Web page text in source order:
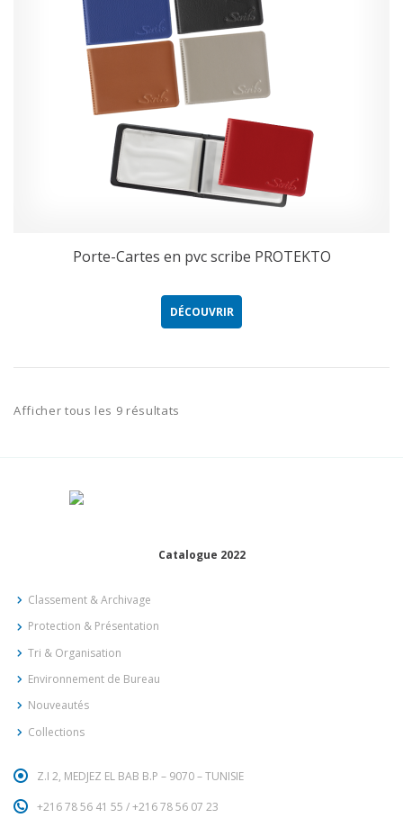
Porte-Cartes en pvc scribe PROTEKTO
DÉCOUVRIR
Afficher tous les 9 résultats
Catalogue 2022
Classement & Archivage
Protection & Présentation
Tri & Organisation
Environnement de Bureau
Nouveautés
Collections
Z.I 2, MEDJEZ EL BAB B.P – 9070 – TUNISIE
+216 78 56 41 55 /+216 78 56 07 23